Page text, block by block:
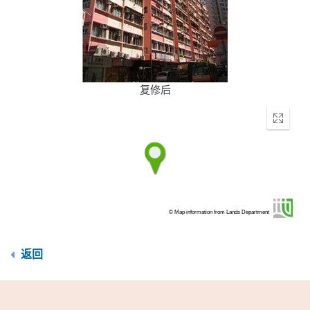
复修后
Enter
© Map information from Lands Department
返回